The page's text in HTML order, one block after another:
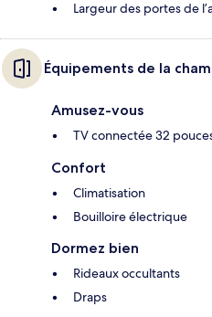
Largeur des portes de
Équipements de la
Amusez-vous
TV connectée 32
Confort
Climatisation
Bouilloire électrique
Dormez bien
Rideaux occultants
Draps